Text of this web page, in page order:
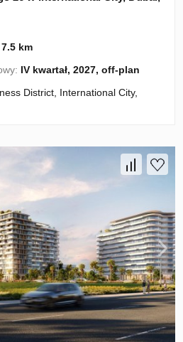
7.5 km
IV kwartał, 2027, off-plan
District, International City,